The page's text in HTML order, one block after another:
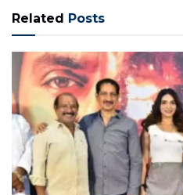
Related Posts